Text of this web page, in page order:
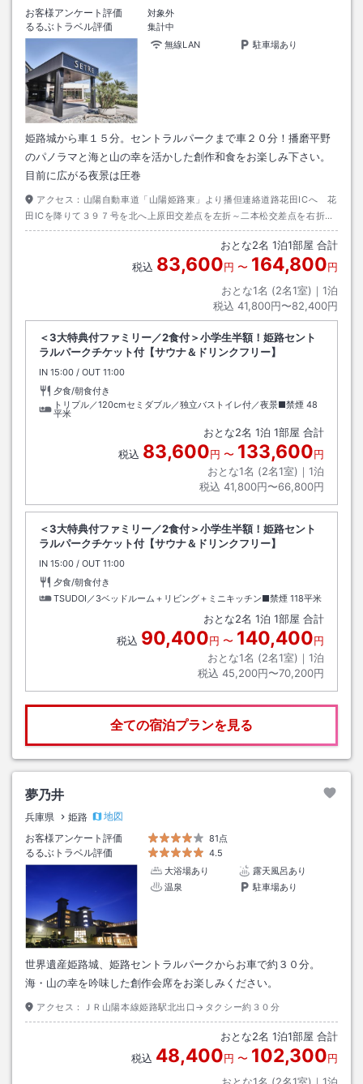
お客様アンケート評価
対象外
るるぶトラベル評価
集計中
無線LAN
駐車場あり
姫路城から車１５分。セントラルパークまで車２０分！播磨平野
のパノラマと海と山の幸を活かした創作和食をお楽しみ下さい。
目前に広がる夜景は圧巻
アクセス： 山陽自動車道「山陽姫路東」より播但連絡道路花田ICへ 花
田ICを降りて３９７号を北へ上原田交差点を左折～二本松交差点を右折～
西中島南交差点を左折～軍人橋北交差点を右折～北へ約１０分（山道）
おとな2名 1泊1部屋 合計
税込 83,600円 〜 164,800円
おとな1名 (2名1室)｜ 1泊
税込 41,800円〜82,400円
＜3大特典付ファミリー／2食付＞小学生半額！姫路セント
ラルパークチケット付【サウナ＆ドリンクフリー】
IN チェックイン
15:00 / OUT チェックアウト
11:00
夕食/朝食付き
トリプル／120cmセミダブル／独立バストイレ付／夜景■禁煙 48
平米
おとな2名 1泊 1部屋 合計
税込 83,600円 〜 133,600円
おとな1名 (2名1室)｜ 1泊
税込 41,800円〜66,800円
＜3大特典付ファミリー／2食付＞小学生半額！姫路セント
ラルパークチケット付【サウナ＆ドリンクフリー】
IN チェックイン
15:00 / OUT チェックアウト
11:00
夕食/朝食付き
TSUDOI／3ベッドルーム＋リビング＋ミニキッチン■禁煙 118平米
おとな2名 1泊 1部屋 合計
税込 90,400円 〜 140,400円
おとな1名 (2名1室)｜ 1泊
税込 45,200円〜70,200円
全ての宿泊プランを見る
夢乃井
兵庫県 姫路
地図
お客様アンケート評価
81点
るるぶトラベル評価
4.5
大浴場あり
露天風呂あり
温泉
駐車場あり
世界遺産姫路城、姫路セントラルパークからお車で約３０分。
海・山の幸を吟味した創作会席をお楽しみください。
アクセス： ＪＲ山陽本線姫路駅北出口→タクシー約３０分
おとな2名 1泊1部屋 合計
税込 48,400円 〜 102,300円